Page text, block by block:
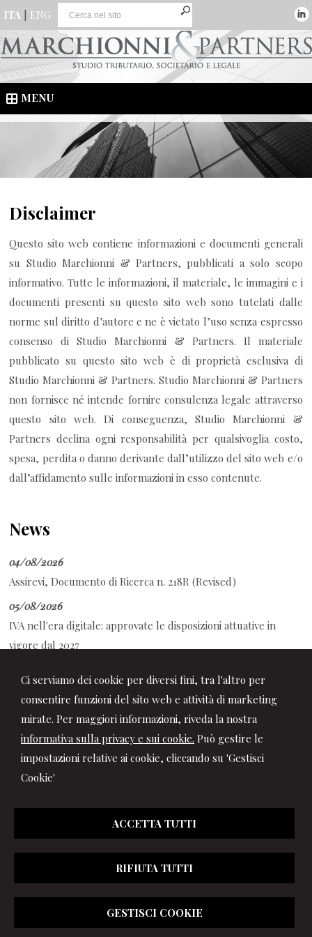
Ci serviamo dei cookie per diversi fini, tra l'altro per
consentire funzioni del sito web e attività di marketing
mirate. Per maggiori informazioni, riveda la nostra
informativa sulla privacy e sui cookie. Può gestire le
impostazioni relative ai cookie, cliccando su 'Gestisci
Cookie'
ACCETTA TUTTI
RIFIUTA TUTTI
GESTISCI COOKIE
ITA ENG
MENU
Disclaimer
Questo sito web contiene informazioni e documenti generali
su Studio Marchionni & Partners, pubblicati a solo scopo
informativo. Tutte le informazioni, il materiale, le immagini e i
documenti presenti su questo sito web sono tutelati dalle
norme sul diritto d’autore e ne è vietato l’uso senza espresso
consenso di Studio Marchionni & Partners. Il materiale
pubblicato su questo sito web è di proprietà esclusiva di
Studio Marchionni & Partners. Studio Marchionni & Partners
non fornisce né intende fornire consulenza legale attraverso
questo sito web. Di conseguenza, Studio Marchionni &
Partners declina ogni responsabilità per qualsivoglia costo,
spesa, perdita o danno derivante dall’utilizzo del sito web e/o
dall’affidamento sulle informazioni in esso contenute.
News
04/08/2026
Assirevi, Documento di Ricerca n. 218R (Revised)
05/08/2026
IVA nell'era digitale: approvate le disposizioni attuative in
vigore dal 2027
CCNL Commercio - Anpit: sottoscritto il Protocollo di
rinnovo
© 2026 Copyright Studio Marchionni & Partners. Tutti i diritti
riservati | P.IVA 01064400417 |Gestisci Cookie|Privacy|